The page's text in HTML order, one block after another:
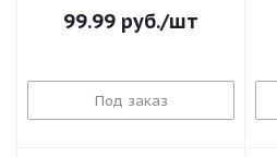
99.99 руб./шт
Под заказ